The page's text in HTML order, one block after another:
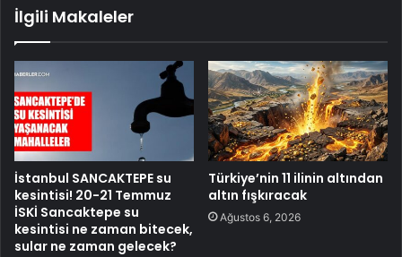
İlgili Makaleler
İstanbul SANCAKTEPE su
kesintisi! 20-21 Temmuz
İSKİ Sancaktepe su
kesintisi ne zaman bitecek,
sular ne zaman gelecek?
Türkiye’nin 11 ilinin altından
altın fışkıracak
Ağustos 6, 2026